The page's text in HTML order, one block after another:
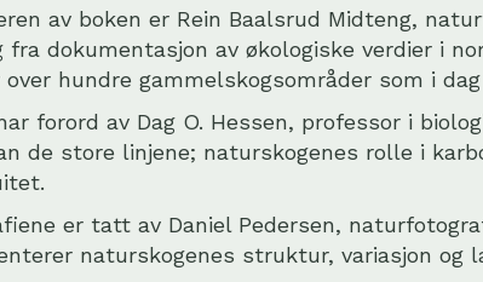
av boken er Rein Baalsrud Midteng,
fra dokumentasjon av økologiske verdier i
over hundre gammelskogs­områder som i
forord av Dag O. Hessen, professor i
de store linjene; naturskogenes rolle i
er tatt av Daniel Pedersen,
naturskogenes struktur, variasjon og